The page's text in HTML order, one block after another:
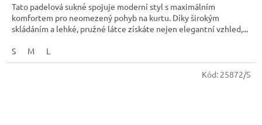
Tato padelová sukně spojuje moderní styl s maximálním
komfortem pro neomezený pohyb na kurtu. Díky širokým
skládáním a lehké, pružné látce získáte nejen elegantní vzhled,...
S M L
Kód: 25872/S